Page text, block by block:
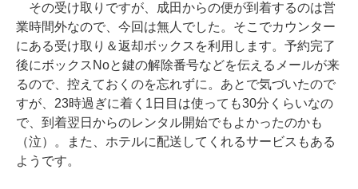
その受け取りですが、成田からの便が到着するのは営
業時間外なので、今回は無人でした。そこでカウンター
にある受け取り＆返却ボックスを利用します。予約完了
後にボックスNoと鍵の解除番号などを伝えるメールが来
るので、控えておくのを忘れずに。あとで気づいたので
すが、23時過ぎに着く1日目は使っても30分くらいなの
で、到着翌日からのレンタル開始でもよかったのかも
（泣）。また、ホテルに配送してくれるサービスもある
ようです。